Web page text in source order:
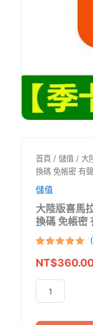
首頁 / 儲值 / 大
換碼 免帳密 有
儲值
大陸版喜馬
換碼 免帳密
5，已有位
顧客進行評
分
(
NT$
版